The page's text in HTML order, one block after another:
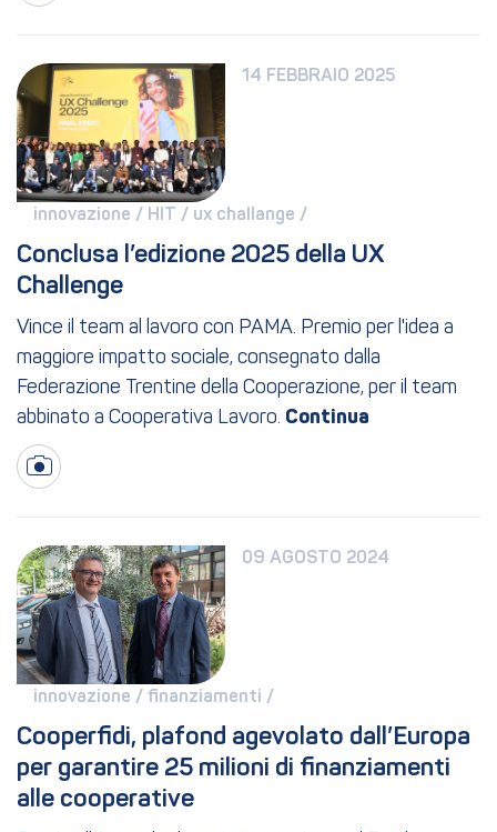
14 FEBBRAIO 2025
innovazione / HIT / ux challange /
Conclusa l’edizione 2025 della UX
Challenge
Vince il team al lavoro con PAMA. Premio per l'idea a
maggiore impatto sociale, consegnato dalla
Federazione Trentine della Cooperazione, per il team
abbinato a Cooperativa Lavoro.
09 AGOSTO 2024
innovazione / finanziamenti /
Cooperfidi, plafond agevolato dall’Europa
per garantire 25 milioni di finanziamenti
alle cooperative